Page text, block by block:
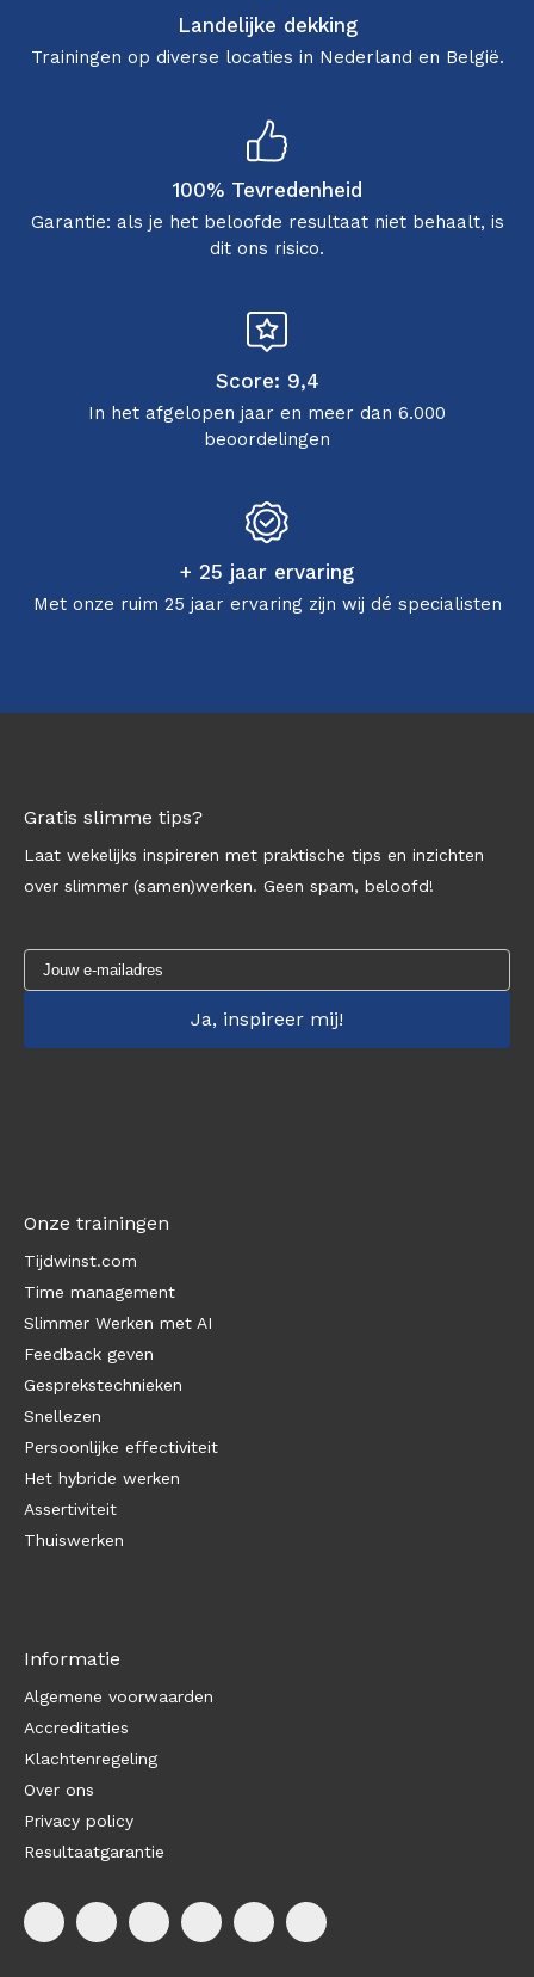
Landelijke dekking
Trainingen op diverse locaties in Nederland en België.
100% Tevredenheid
Garantie: als je het beloofde resultaat niet behaalt, is
dit ons risico.
Score: 9,4
In het afgelopen jaar en meer dan 6.000
beoordelingen
+ 25 jaar ervaring
Met onze ruim 25 jaar ervaring zijn wij dé specialisten
Gratis slimme tips?
Laat wekelijks inspireren met praktische tips en inzichten
over slimmer (samen)werken. Geen spam, beloofd!
Onze trainingen
Tijdwinst.com
Time management
Slimmer Werken met AI
Feedback geven
Gesprekstechnieken
Snellezen
Persoonlijke effectiviteit
Het hybride werken
Assertiviteit
Thuiswerken
Informatie
Algemene voorwaarden
Accreditaties
Klachtenregeling
Over ons
Privacy policy
Resultaatgarantie